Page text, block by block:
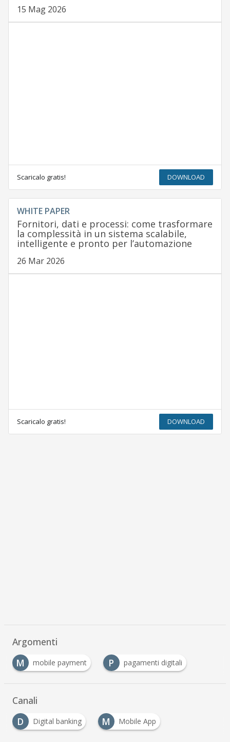
15 Mag 2026
Scaricalo gratis! DOWNLOAD
WHITE PAPER
Fornitori, dati e processi: come trasformare
la complessità in un sistema scalabile,
intelligente e pronto per l’automazione
26 Mar 2026
Scaricalo gratis! DOWNLOAD
Argomenti
M
mobile payment P pagamenti digitali
Canali
D
Digital banking M Mobile App